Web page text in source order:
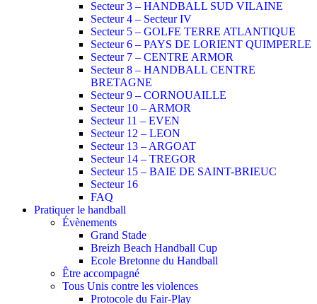
Secteur 3 – HANDBALL SUD VILAINE
Secteur 4 – Secteur IV
Secteur 5 – GOLFE TERRE ATLANTIQUE
Secteur 6 – PAYS DE LORIENT QUIMPERLE
Secteur 7 – CENTRE ARMOR
Secteur 8 – HANDBALL CENTRE
BRETAGNE
Secteur 9 – CORNOUAILLE
Secteur 10 – ARMOR
Secteur 11 – EVEN
Secteur 12 – LEON
Secteur 13 – ARGOAT
Secteur 14 – TREGOR
Secteur 15 – BAIE DE SAINT-BRIEUC
Secteur 16
FAQ
Pratiquer le handball
Évènements
Grand Stade
Breizh Beach Handball Cup
Ecole Bretonne du Handball
Être accompagné
Tous Unis contre les violences
Protocole du Fair-Play